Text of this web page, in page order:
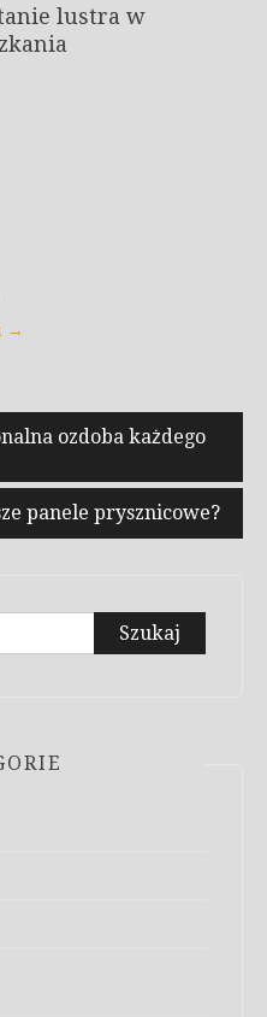
lustra w
→
ozdoba każdego
panele prysznicowe?